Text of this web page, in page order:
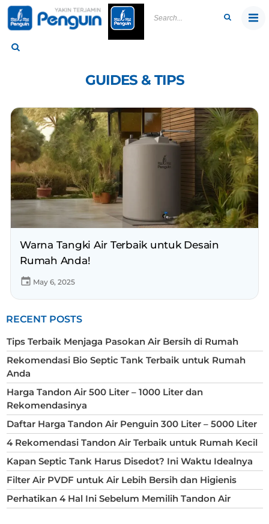
Skip
content
GUIDES & TIPS
Warna Tangki Air Terbaik untuk Desain
Rumah Anda!
May 6, 2025
RECENT POSTS
Tips Terbaik Menjaga Pasokan Air Bersih di Rumah
Rekomendasi Bio Septic Tank Terbaik untuk Rumah
Anda
Harga Tandon Air 500 Liter – 1000 Liter dan
Rekomendasinya
Daftar Harga Tandon Air Penguin 300 Liter – 5000 Liter
4 Rekomendasi Tandon Air Terbaik untuk Rumah Kecil
Kapan Septic Tank Harus Disedot? Ini Waktu Idealnya
Filter Air PVDF untuk Air Lebih Bersih dan Higienis
Perhatikan 4 Hal Ini Sebelum Memilih Tandon Air